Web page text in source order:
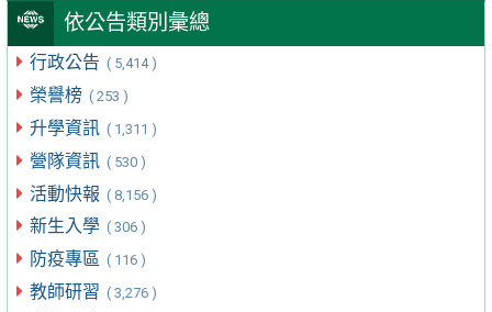
依公告類別彙總
行政公告 ( 5,414 )
榮譽榜 ( 253 )
升學資訊 ( 1,311 )
營隊資訊 ( 530 )
活動快報 ( 8,156 )
新生入學 ( 306 )
防疫專區 ( 116 )
教師研習 ( 3,276 )